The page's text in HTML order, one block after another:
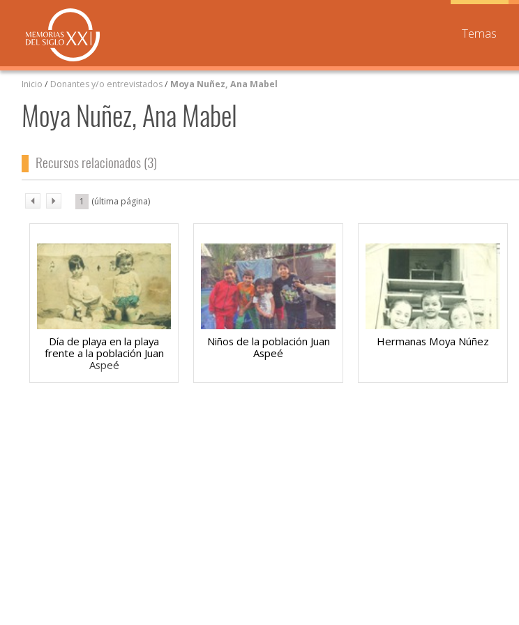
Temas
Inicio / Donantes y/o entrevistados/ Moya Nuñez, Ana Mabel
Moya Nuñez, Ana Mabel
Recursos relacionados (3)
Día de playa en la playa
frente a la población Juan
Aspeé
Niños de la población Juan
Aspeé
Hermanas Moya Núñez
1